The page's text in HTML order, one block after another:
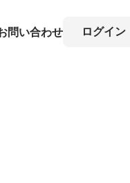
問い合わせ ログイン